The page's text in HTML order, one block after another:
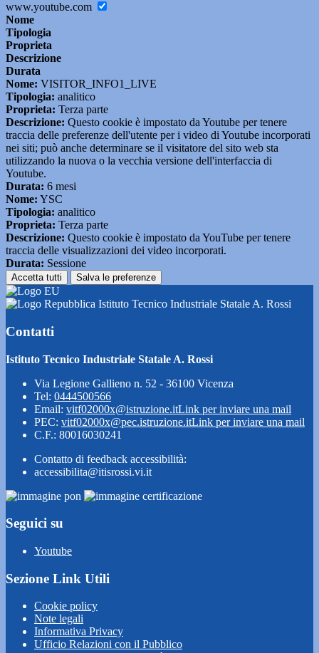
www.youtube.com
Nome
Tipologia
Proprieta
Descrizione
Durata
Nome: VISITOR_INFO1_LIVE
Tipologia: analitico
Proprieta: Terza parte
Descrizione: Questo cookie è impostato da Youtube per tenere
traccia delle preferenze dell'utente per i video di Youtube incorporati
nei siti; può anche determinare se il visitatore del sito web sta
utilizzando la nuova o la vecchia versione dell'interfaccia di
Youtube.
Durata: 6 mesi
Nome: YSC
Tipologia: analitico
Proprieta: Terza parte
Descrizione: Questo cookie è impostato da YouTube per tenere
traccia delle visualizzazioni dei video incorporati.
Durata: Sessione
Accetta tutti Salva le preferenze
Istituto Tecnico Industriale Statale A. Rossi
Contatti
Istituto Tecnico Industriale Statale A. Rossi
Via Legione Gallieno n. 52 - 36100 Vicenza
Tel: 0444500566
Email: vitf02000x@istruzione.itLink per inviare una mail
PEC: vitf02000x@pec.istruzione.itLink per inviare una mail
C.F.: 80016030241
Contatto di feedback accessibilità:
accessibilita@itisrossi.vi.it
Seguici su
Youtube
Sezione Link Utili
Cookie policy
Note legali
Informativa Privacy
Ufficio Relazioni con il Pubblico